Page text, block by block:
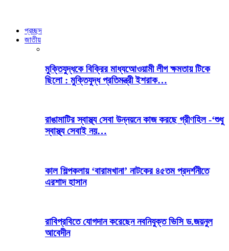
প্রচ্ছদ
জাতীয়
মুক্তিযুদ্ধকে বিক্রির মাধ্যআেওয়ামী লীগ ক্ষমতায় টিকে
ছিলো : মুক্তিযুদ্ধ প্রতিমন্ত্রী ইশরাক…
রাঙামাটির স্বাস্থ্য সেবা উন্নয়নে কাজ করছে গ্রীণহিল -‘শুধু
স্বাস্থ্য সেবাই নয়…
কাল শিল্পকলায় ‘বারামখানা’ নাটকের ৪৫তম প্রদর্শনীতে
এরশাদ হাসান
রাবিপ্রবিতে যোগদান করেছেন নবনিযুক্ত ভিসি ড.জয়নুল
আবেদীন